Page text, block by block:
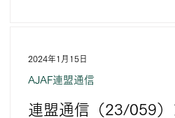
連盟通信（23/059
AJAF連盟通信
2024年1月15日